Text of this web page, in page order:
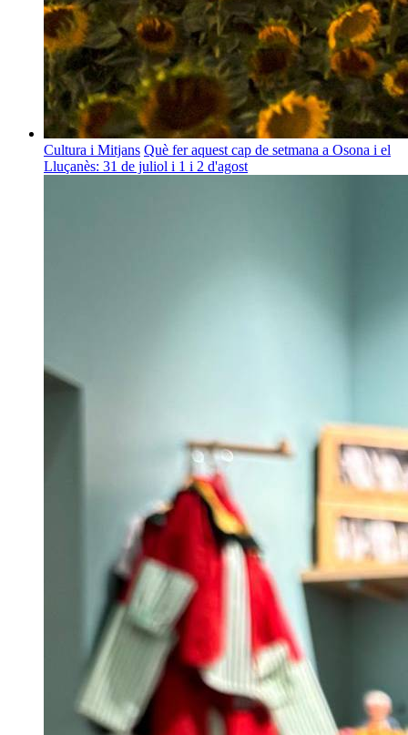
Cultura i Mitjans Què fer aquest cap de setmana a Osona i el
Lluçanès: 31 de juliol i 1 i 2 d'agost